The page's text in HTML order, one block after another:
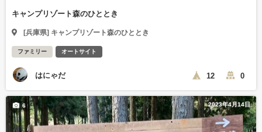
キャンプリゾート森のひととき
[兵庫県] キャンプリゾート森のひととき
ファミリー オートサイト
はにゃだ 12 0
2023年4月14日
6